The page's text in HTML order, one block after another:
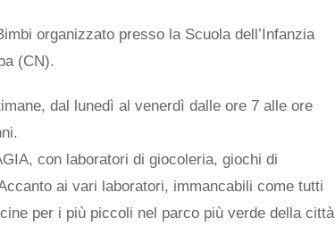
organizzato presso la Scuola dell’Infanzia
(CN).
dal lunedì al venerdì dalle ore 7 alle ore
con laboratori di giocoleria, giochi di
ai vari laboratori, immancabili come tutti
per i più piccoli nel parco più verde della città